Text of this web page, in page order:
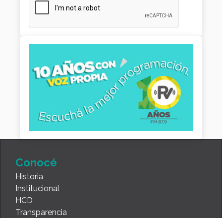
Conocé
Historia
Institucional
HCD
Transparencia